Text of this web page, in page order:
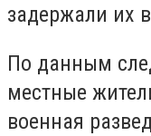
задержали их
По данным
местные
военная